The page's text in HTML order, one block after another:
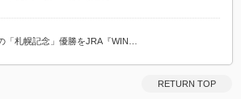
札幌記念」優勝をJRA『WIN…
RETURN TOP